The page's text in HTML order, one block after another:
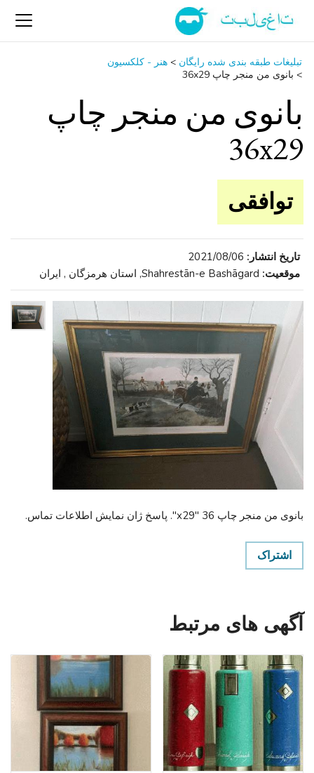
تبلیغات طبقه بندی شده رایگان > هنر - کلکسیون
> بانوی من منجر چاپ 36x29
بانوی من منجر چاپ
36x29
توافقی
تاریخ انتشار: 2021/08/06
موقعیت: Shahrestān-e Bashāgard, استان هرمزگان , ایران
بانوی من منجر چاپ 36 "x29". پاسخ ژان نمایش اطلاعات تماس.
اشتراک
آگهی های مرتبط